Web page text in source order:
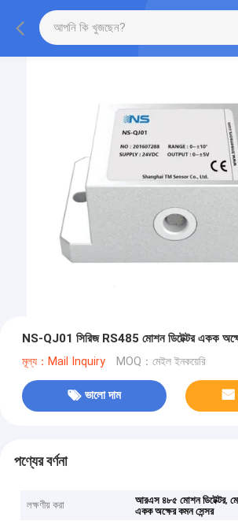
NS-QJ01 সিরিজ RS485 মোশন ডিটেক্টর একক
মূল্য：Mail Inquiry MOQ：মেইল ইনকয়েরি
ভালো দাম
পণ্যের বর্ণনা
লক্ষণীয় করা আরএস ৪৮৫ মোশন ডিটেক্টর,
একক অক্ষের কমন সেন্সর